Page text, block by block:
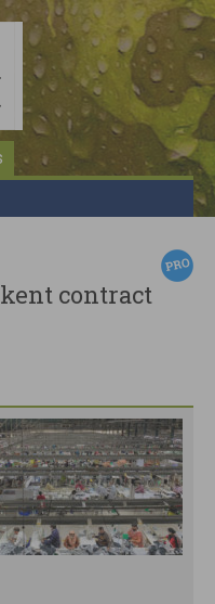
contract